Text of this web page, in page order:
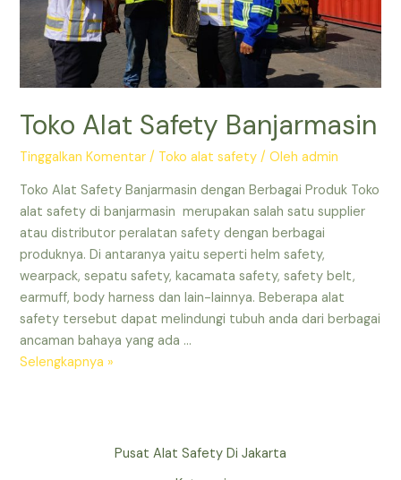
Toko Alat Safety Banjarmasin
Tinggalkan Komentar / Toko alat safety / Olehadmin
Toko Alat Safety Banjarmasin dengan Berbagai Produk Toko
alat safety di banjarmasin merupakan salah satu supplier
atau distributor peralatan safety dengan berbagai
produknya. Di antaranya yaitu seperti helm safety,
wearpack, sepatu safety, kacamata safety, safety belt,
earmuff, body harness dan lain-lainnya. Beberapa alat
safety tersebut dapat melindungi tubuh anda dari berbagai
ancaman bahaya yang ada …
Toko
Selengkapnya »
Pusat Alat Safety Di Jakarta